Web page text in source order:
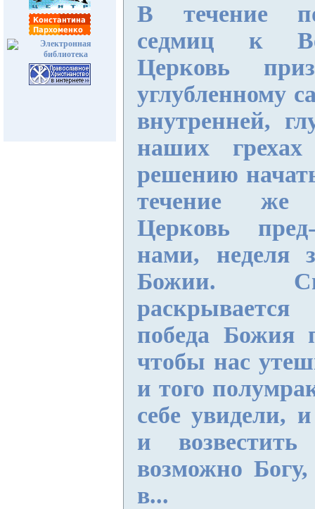
В течение
седмиц к
Церковь
углубленному
внутренней,
наших
решению
течение же
Церковь
нами, неделя
Божии.
победа Божия
чтобы нас
и того
себе увидели,
и
возможно
в...